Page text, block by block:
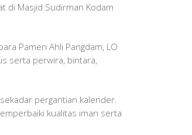
di Masjid Sudirman Kodam
Pamen Ahli Pangdam, LO
serta perwira, bintara,
pergantian kalender.
kualitas iman serta